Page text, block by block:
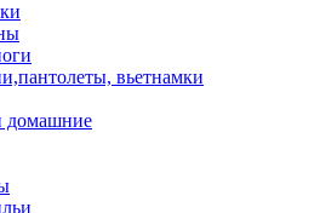
вьетнамки
домашние